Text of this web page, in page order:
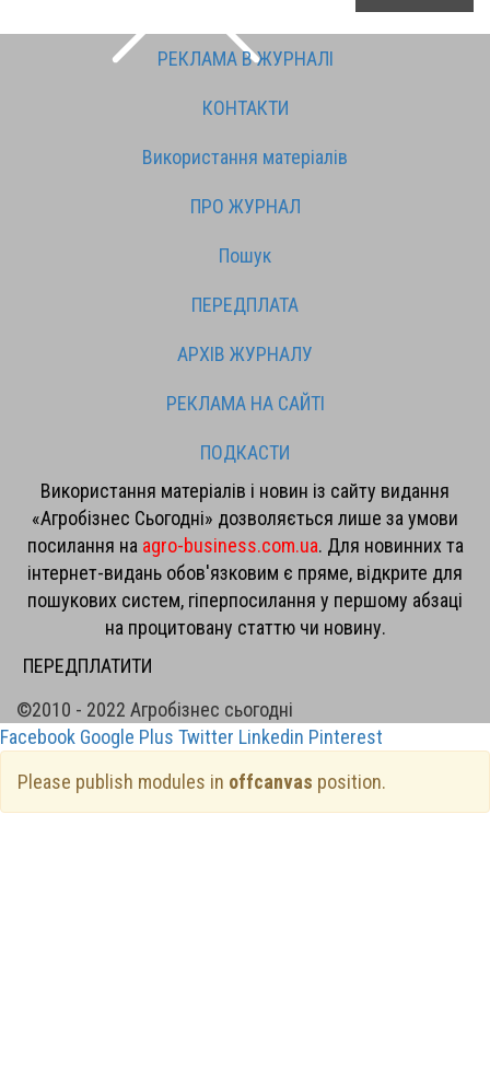
РЕКЛАМА В ЖУРНАЛІ
КОНТАКТИ
Використання матеріалів
ПРО ЖУРНАЛ
Пошук
ПЕРЕДПЛАТА
АРХІВ ЖУРНАЛУ
РЕКЛАМА НА САЙТІ
ПОДКАСТИ
Використання матеріалів і новин із сайту видання
«Агробізнес Сьогодні» дозволяється лише за умови
посилання на agro-business.com.ua. Для новинних та
інтернет-видань обов'язковим є пряме, відкрите для
пошукових систем, гіперпосилання у першому абзаці
на процитовану статтю чи новину.
ПЕРЕДПЛАТИТИ
©2010 - 2022 Агробізнес сьогодні
Facebook Google Plus Twitter Linkedin Pinterest
Please publish modules in offcanvas position.